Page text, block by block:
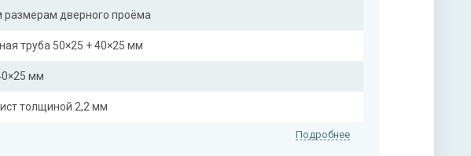
дверного проёма
труба 50×25 + 40×25 мм
мм
толщиной 2,2 мм
Подробнее